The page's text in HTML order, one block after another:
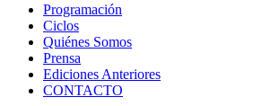
Programación
Ciclos
Quiénes Somos
Prensa
Ediciones Anteriores
CONTACTO